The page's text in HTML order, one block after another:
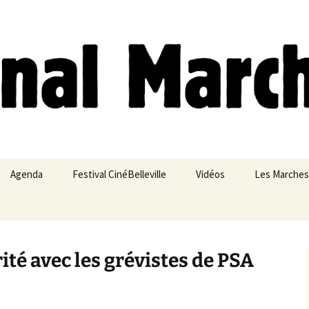
Agenda Festival CinéBelleville Vidéos Les Marches
avec les grévistes de PSA